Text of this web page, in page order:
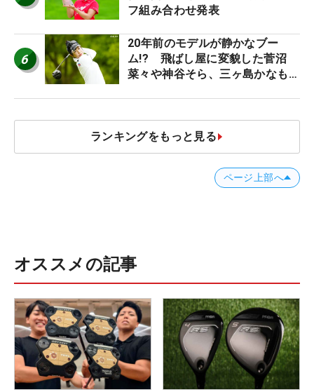
フ組み合わせ発表
6
20年前のモデルが静かなブー
ム!? 飛ばし屋に変貌した菅沼
菜々や神谷そら、三ヶ島かなも使
ランキングをもっと見る
ページ上部へ
オススメの記事